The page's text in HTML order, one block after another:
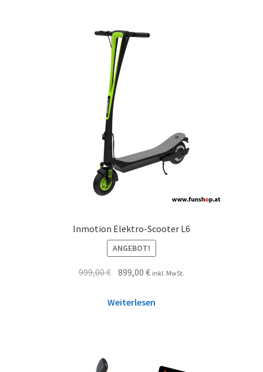
Inmotion Elektro-Scooter L6
ANGEBOT!
999,00€ 899,00€ inkl. MwSt.
Weiterlesen